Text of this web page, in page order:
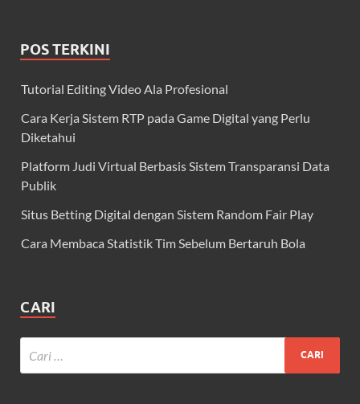
POS TERKINI
Tutorial Editing Video Ala Profesional
Cara Kerja Sistem RTP pada Game Digital yang Perlu
Diketahui
Platform Judi Virtual Berbasis Sistem Transparansi Data
Publik
Situs Betting Digital dengan Sistem Random Fair Play
Cara Membaca Statistik Tim Sebelum Bertaruh Bola
CARI